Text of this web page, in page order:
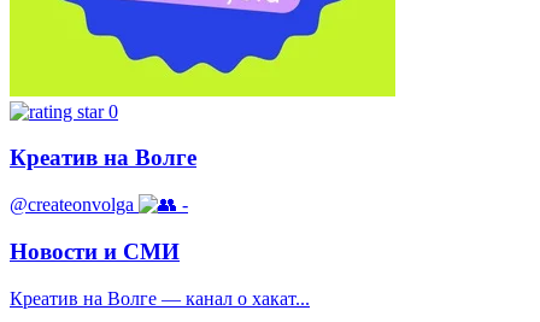
0
Креатив на Волге
@createonvolga -
Новости и СМИ
Креатив на Волге — канал о хакат...